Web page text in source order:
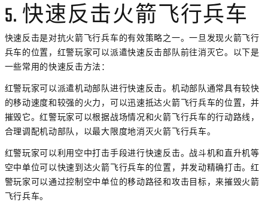
5. 快速反击火箭飞行兵车
快速反击是对抗火箭飞行兵车的有效策略之一。一旦发现火箭飞行
兵车的位置，红警玩家可以派遣快速反击部队前往消灭它。以下是
一些常用的快速反击方法：
红警玩家可以派遣机动部队进行快速反击。机动部队通常具有较快
的移动速度和较强的火力，可以迅速抵达火箭飞行兵车的位置，并
摧毁它。红警玩家可以根据战场情况和火箭飞行兵车的行动路线，
合理调配机动部队，以最大限度地消灭火箭飞行兵车。
红警玩家可以利用空中打击手段进行快速反击。战斗机和直升机等
空中单位可以快速到达火箭飞行兵车的位置，并发动精确打击。红
警玩家可以通过控制空中单位的移动路径和攻击目标，来摧毁火箭
飞行兵车。